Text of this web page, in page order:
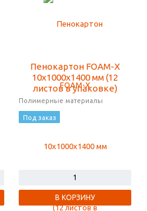
Пенокартон FOAM-X
10x1000x1400 мм (12
листов в упаковке)
Полимерные материалы
Под заказ
В КОРЗИНУ